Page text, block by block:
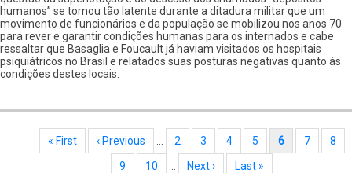
humanos” se tornou tão latente durante a ditadura militar que um
movimento de funcionários e da população se mobilizou nos anos 70
para rever e garantir condições humanas para os internados e cabe
ressaltar que Basaglia e Foucault já haviam visitados os hospitais
psiquiátricos no Brasil e relatados suas posturas negativas quanto às
condições destes locais.
Paginação
Primeira página
« First Página anterior
‹ Previous Page
2 Page
3 Page
4 Page
5 Página atual
6 Page
7
8
Page
9 Page
10 Próxima página
Next › Última página
Last »